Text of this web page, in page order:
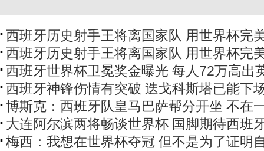
西班牙历史射手王将离国家队 用世界杯完
西班牙历史射手王将离国家队 用世界杯完
西班牙世界杯卫冕奖金曝光 每人72万高出
西班牙神锋伤情有突破 迭戈科斯塔已能下
博斯克：西班牙队皇马巴萨帮分开坐 不在
大连阿尔滨两将畅谈世界杯 国脚期待西班
梅西：我想在世界杯夺冠 但不是为了证明